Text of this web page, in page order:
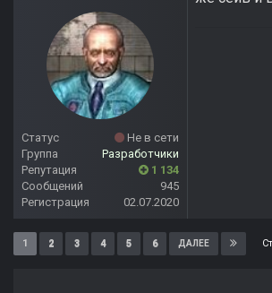
Статус
Не в сети
Группа
Разработчики
Репутация
1 134
Сообщений
945
Регистрация
02.07.2020
1 2 3 4 5 6 ДАЛЕЕ